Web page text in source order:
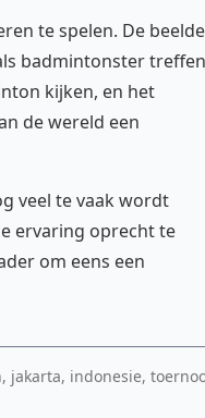
te spelen. De
badmintonster treffen
kijken, en het
de wereld een
veel te vaak wordt
ervaring oprecht te
om eens een
indonesie,